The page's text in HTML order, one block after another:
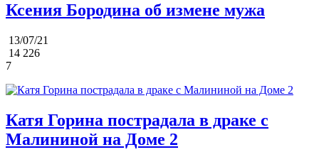
Ксения Бородина об измене мужа
13/07/21
14 226
7
Катя Горина пострадала в драке с
Малининой на Доме 2